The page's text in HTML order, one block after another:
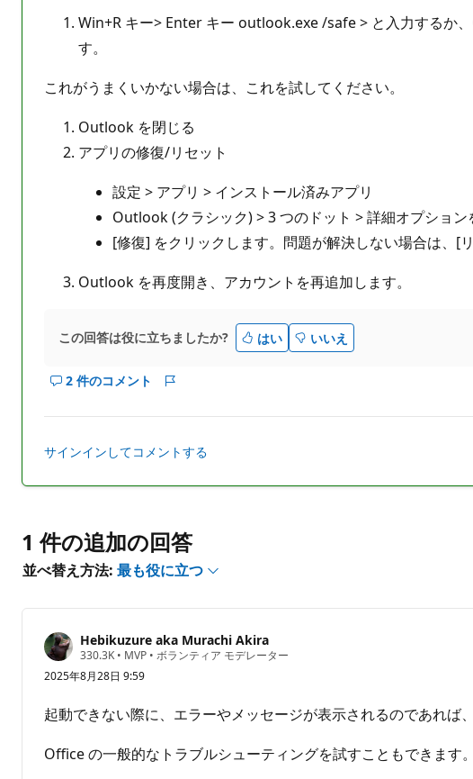
Win+R キー> Enter キー outlook.exe /safe > と入力するか
す。
これがうまくいかない場合は、これを試してください。
Outlook を閉じる
アプリの修復/リセット
設定 > アプリ > インストール済みアプリ
Outlook (クラシック) > 3 つのドット > 詳細オプション
[修復] をクリックします。問題が解決しない場合は、[
Outlook を再度開き、アカウントを再追加します。
この回答は役に立ちましたか? はい いいえ
2 件のコメント
こ
答
の
コ
ト
を
表
る
レ
ト
サインインしてコメントする
1 件の追加の回答
並べ替え方法: 最も役に立つ
Hebikuzure aka Murachi Akira
330.3K 評
価
の
イ
ン
• MVP • ボランティア モデレーター
2025年8月28日 9:59
起動できない際に、エラーやメッセージが表示されるのであれば
Office の一般的なトラブルシューティングを試すこともできます。